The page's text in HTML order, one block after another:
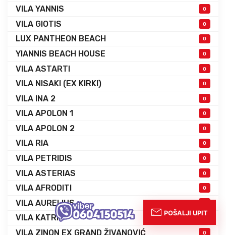
VILA YANNIS 0
VILA GIOTIS 0
LUX PANTHEON BEACH 0
YIANNIS BEACH HOUSE 0
VILA ASTARTI 0
VILA NISAKI (EX KIRKI) 0
VILA INA 2 0
VILA APOLON 1 0
VILA APOLON 2 0
VILA RIA 0
VILA PETRIDIS 0
VILA ASTERIAS 0
VILA AFRODITI 0
VILA AURELIUS
VILA KATRIN
VILA ZINON EX GRAND ŽIVANOVIĆ 0